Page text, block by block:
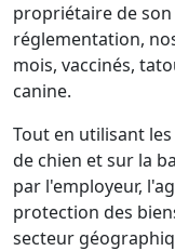
propriétaire de
réglementation,
mois, vaccinés,
canine.
Tout en utilisant
de chien et sur la
par l'employeur,
protection des
secteur